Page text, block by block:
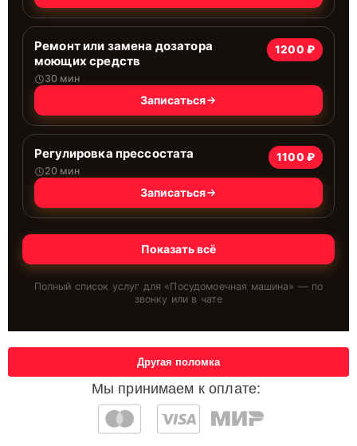
Ремонт или замена дозатора
моющих средств
30 мин
1200 ₽
Записаться
Регулировка прессостата
20 мин
1100 ₽
Записаться
Показать всё
Полный список услуг для «Посудомоечная машина» — по
звонку или в чате
Мы принимаем к оплате:
Другая поломка